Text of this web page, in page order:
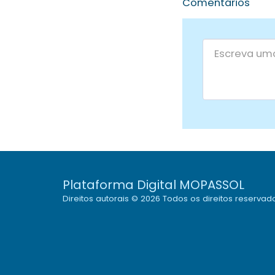
Plataforma Digital MOPASSOL
Direitos autorais © 2026 Todos os direitos